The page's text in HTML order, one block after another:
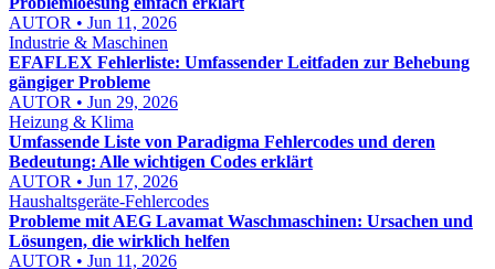
AUTOR • Jun 11, 2026
Industrie & Maschinen
EFAFLEX Fehlerliste: Umfassender Leitfaden zur Behebung
gängiger Probleme
AUTOR • Jun 29, 2026
Heizung & Klima
Umfassende Liste von Paradigma Fehlercodes und deren
Bedeutung: Alle wichtigen Codes erklärt
AUTOR • Jun 17, 2026
Haushaltsgeräte-Fehlercodes
Probleme mit AEG Lavamat Waschmaschinen: Ursachen und
Lösungen, die wirklich helfen
AUTOR • Jun 11, 2026